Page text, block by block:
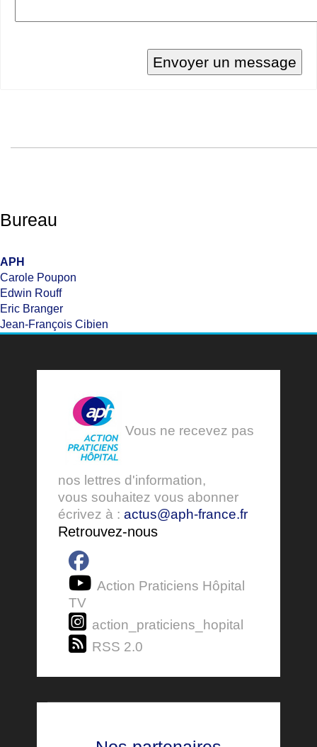
Bureau
APH
Carole Poupon
Edwin Rouff
Eric Branger
Jean-François Cibien
Vous ne recevez pas
nos lettres d'information,
vous souhaitez vous abonner
écrivez à : actus@aph-france.fr
Retrouvez-nous
Action Praticiens Hôpital
TV
action_praticiens_hopital
RSS 2.0